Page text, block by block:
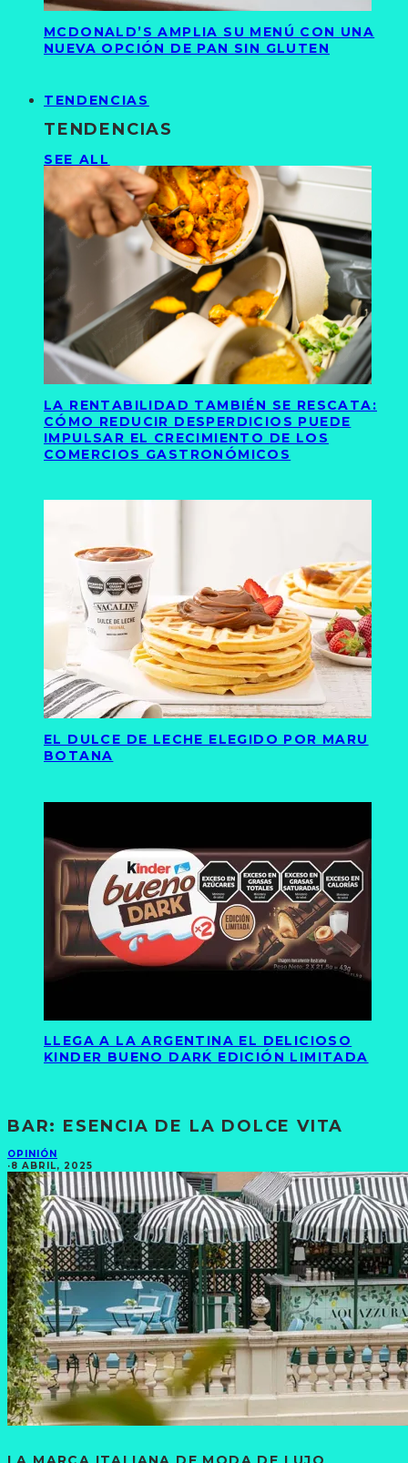
MCDONALD’S AMPLIA SU MENÚ CON UNA
NUEVA OPCIÓN DE PAN SIN GLUTEN
TENDENCIAS
TENDENCIAS
SEE ALL
LA RENTABILIDAD TAMBIÉN SE RESCATA:
CÓMO REDUCIR DESPERDICIOS PUEDE
IMPULSAR EL CRECIMIENTO DE LOS
COMERCIOS GASTRONÓMICOS
EL DULCE DE LECHE ELEGIDO POR MARU
BOTANA
LLEGA A LA ARGENTINA EL DELICIOSO
KINDER BUENO DARK EDICIÓN LIMITADA
BAR: ESENCIA DE LA DOLCE VITA
OPINIÓN
·8 ABRIL, 2025